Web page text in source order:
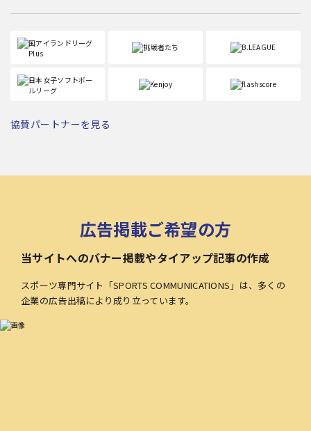
協賛パートナーを見る
広告掲載ご希望の方
当サイトへのバナー掲載やタイアップ記事の作成
スポーツ専門サイト「SPORTS COMMUNICATIONS」は、多くの
企業の広告出稿により成り立っています。